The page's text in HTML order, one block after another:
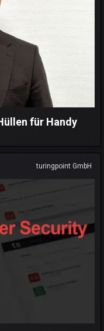
für Handy
turingpoint GmbH